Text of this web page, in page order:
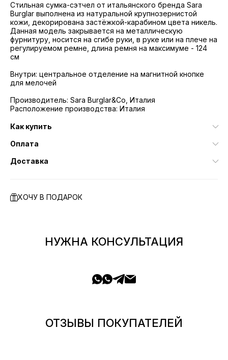
Стильная сумка-cэтчел от итальянского бренда Sara
Burglar выполнена из натуральной крупнозернистой
кожи, декорирована застёжкой-карабином цвета никель.
Данная модель закрывается на металлическую
фурнитуру, носится на сгибе руки, в руке или на плече на
регулируемом ремне, длина ремня на максимуме - 124
см
Внутри: центральное отделение на магнитной кнопке
для мелочей
Производитель: Sara Burglar&Co, Италия
Расположение производства: Италия
Как купить
Оплата
Доставка
ХОЧУ В ПОДАРОК
НУЖНА КОНСУЛЬТАЦИЯ
ОТЗЫВЫ ПОКУПАТЕЛЕЙ